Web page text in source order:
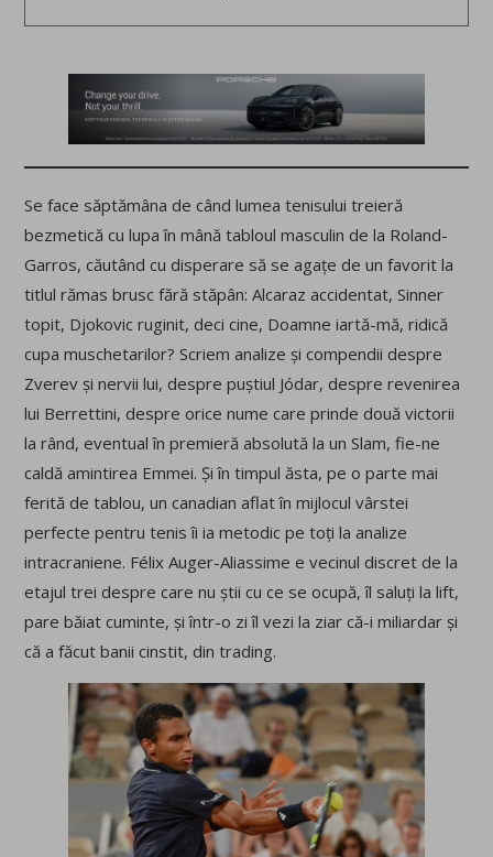
Se face săptămâna de când lumea tenisului treieră
bezmetică cu lupa în mână tabloul masculin de la Roland-
Garros, căutând cu disperare să se agațe de un favorit la
titlul rămas brusc fără stăpân: Alcaraz accidentat, Sinner
topit, Djokovic ruginit, deci cine, Doamne iartă-mă, ridică
cupa muschetarilor? Scriem analize și compendii despre
Zverev și nervii lui, despre puștiul Jódar, despre revenirea
lui Berrettini, despre orice nume care prinde două victorii
la rând, eventual în premieră absolută la un Slam, fie-ne
caldă amintirea Emmei. Și în timpul ăsta, pe o parte mai
ferită de tablou, un canadian aflat în mijlocul vârstei
perfecte pentru tenis îi ia metodic pe toți la analize
intracraniene. Félix Auger-Aliassime e vecinul discret de la
etajul trei despre care nu știi cu ce se ocupă, îl saluți la lift,
pare băiat cuminte, și într-o zi îl vezi la ziar că-i miliardar și
că a făcut banii cinstit, din trading.